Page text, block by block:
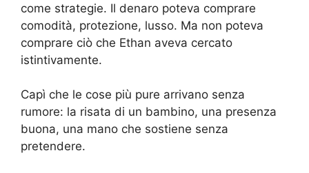
come strategie. Il denaro poteva comprare
comodità, protezione, lusso. Ma non poteva
comprare ciò che Ethan aveva cercato
istintivamente.
Capì che le cose più pure arrivano senza
rumore: la risata di un bambino, una presenza
buona, una mano che sostiene senza
pretendere.